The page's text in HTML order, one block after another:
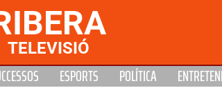
TELEVISIÓ
ESPORTS POLÍTICA